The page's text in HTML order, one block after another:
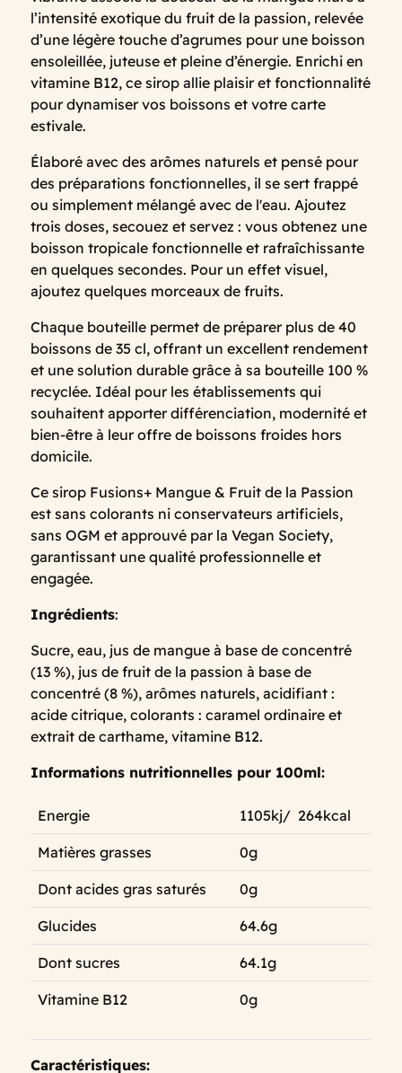
l’intensité exotique du fruit de la passion, relevée
d’une légère touche d’agrumes pour une boisson
ensoleillée, juteuse et pleine d’énergie. Enrichi en
vitamine B12, ce sirop allie plaisir et fonctionnalité
pour dynamiser vos boissons et votre carte
estivale.
Élaboré avec des arômes naturels et pensé pour
des préparations fonctionnelles, il se sert frappé
ou simplement mélangé avec de l'eau. Ajoutez
trois doses, secouez et servez : vous obtenez une
boisson tropicale fonctionnelle et rafraîchissante
en quelques secondes. Pour un effet visuel,
ajoutez quelques morceaux de fruits.
Chaque bouteille permet de préparer plus de 40
boissons de 35 cl, offrant un excellent rendement
et une solution durable grâce à sa bouteille 100 %
recyclée. Idéal pour les établissements qui
souhaitent apporter différenciation, modernité et
bien-être à leur offre de boissons froides hors
domicile.
Ce sirop Fusions+ Mangue & Fruit de la Passion
est sans colorants ni conservateurs artificiels,
sans OGM et approuvé par la Vegan Society,
garantissant une qualité professionnelle et
engagée.
Ingrédients:
Sucre, eau, jus de mangue à base de concentré
(13 %), jus de fruit de la passion à base de
concentré (8 %), arômes naturels, acidifiant :
acide citrique, colorants : caramel ordinaire et
extrait de carthame, vitamine B12.
Informations nutritionnelles pour 100ml:
Energie 1105kj/ 264kcal
Matières grasses 0g
Dont acides gras saturés 0g
Glucides 64.6g
Dont sucres 64.1g
Vitamine B12 0g
Caractéristiques: